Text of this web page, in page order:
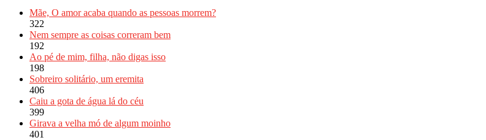
Mãe, O amor acaba quando as pessoas morrem?
322
Nem sempre as coisas correram bem
192
Ao pé de mim, filha, não digas isso
198
Sobreiro solitário, um eremita
406
Caiu a gota de água lá do céu
399
Girava a velha mó de algum moinho
401